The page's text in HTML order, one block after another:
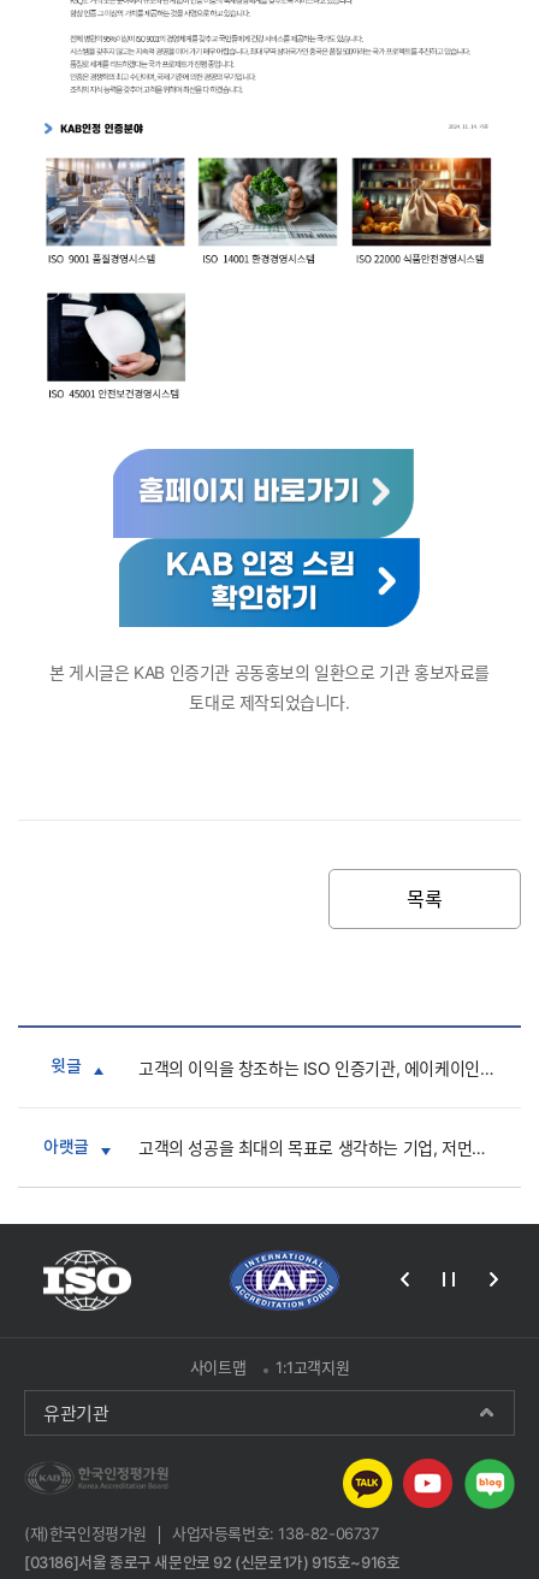
본 게시글은 KAB 인증기관 공동홍보의 일환으로 기관 홍보자료를
토대로 제작되었습니다.
목록
윗글 고객의 이익을 창조하는 ISO 인증기관, 에이케이인증원(주)
아랫글 고객의 성공을 최대의 목표로 생각하는 기업, 저먼서트(주)
사이트맵 1:1고객지원
유관기관
(재)한국인정평가원
사업자등록번호: 138-82-06737
[03186]서울 종로구 새문안로 92 (신문로1가) 915호~916호